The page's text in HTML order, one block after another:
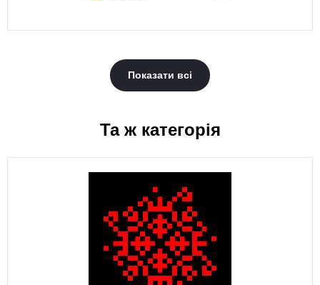
Показати всі
Та ж категорія